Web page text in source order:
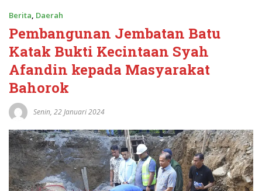
Berita, Daerah
Pembangunan Jembatan Batu
Katak Bukti Kecintaan Syah
Afandin kepada Masyarakat
Bahorok
Senin, 22 Januari 2024